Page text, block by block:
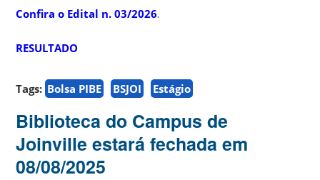
Confira o Edital n. 03/2026.
RESULTADO
Tags: Bolsa PIBE BSJOI Estágio
Biblioteca do Campus de
Joinville estará fechada em
08/08/2025